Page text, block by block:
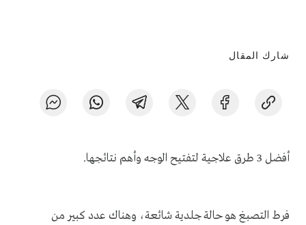
شارك المقال
أفضل 3 طرق علاجية لتفتيح الوجه وأهم نتائجها.
فرط التصبغ هو حالة جلدية شائعة، وهناك عدد كبير من